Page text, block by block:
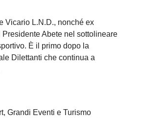
Vicario L.N.D., nonché ex
Presidente Abete nel sottolineare
È il primo dopo la
Dilettanti che continua a
Grandi Eventi e Turismo